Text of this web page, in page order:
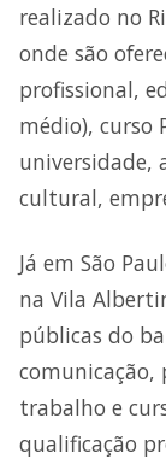
realizado no
onde são
profissional,
médio), curso
universidade,
cultural,
Já em São
na Vila
públicas do
comunicação,
trabalho e
qualificação